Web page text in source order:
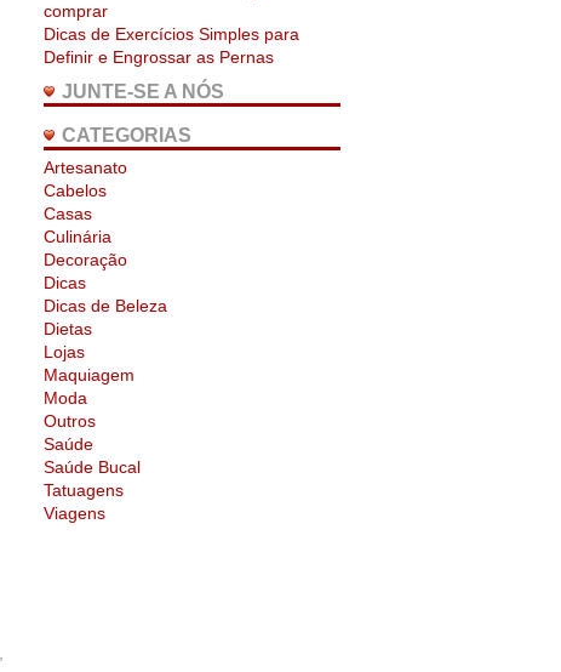
comprar
Dicas de Exercícios Simples para
Definir e Engrossar as Pernas
JUNTE-SE A NÓS
CATEGORIAS
Artesanato
Cabelos
Casas
Culinária
Decoração
Dicas
Dicas de Beleza
Dietas
Lojas
Maquiagem
Moda
Outros
Saúde
Saúde Bucal
Tatuagens
Viagens